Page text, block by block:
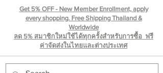
Get 5% OFF - New Member Enrollment, apply
every shopping. Free Shipping Thailand &
Worldwide
ลด 5% สมาชิกใหม่ใช้ได้ทุกครั้งสำหรับการซื้อ ฟรี
ค่าจัดส่งในไทยเเละต่างประเทศ